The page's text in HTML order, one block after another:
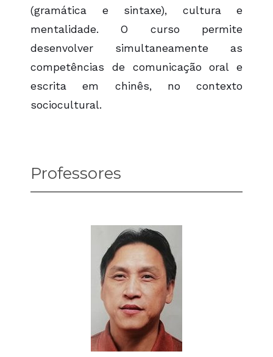
(gramática e sintaxe), cultura e
mentalidade. O curso permite
desenvolver simultaneamente as
competências de comunicação oral e
escrita em chinês, no contexto
sociocultural.
Professores